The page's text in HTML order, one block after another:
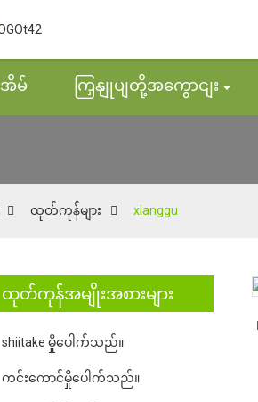
အိမ် ကြှနျုပျတို့အကွောငျး
ထုတ်ကုန်များ xianggu
ထုတ်ကုန်အမျိုးအစားများ
shiitake မှိုပေါက်သည်။
ကင်းကောင်မှိုပေါက်သည်။
Loading...
Loading...